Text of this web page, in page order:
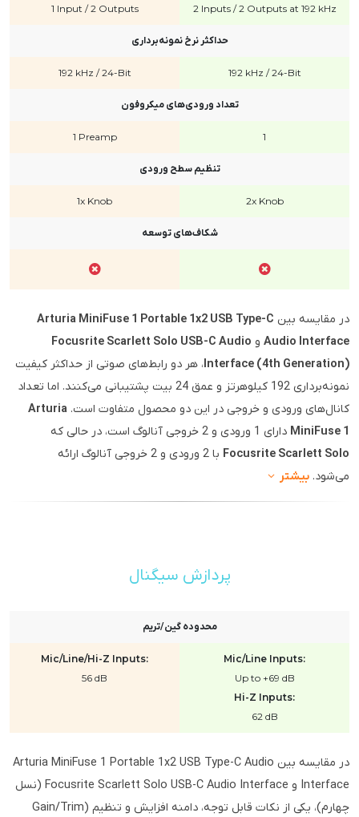
2 Inputs / 2 Outputs at 192 kHz
1 Input / 2 Outputs
حداکثر نرخ نمونه‌برداری
192 kHz / 24-Bit
192 kHz / 24-Bit
تعداد ورودی‌های میکروفون
1
1 Preamp
تنظیم سطح ورودی
2x Knob
1x Knob
شکاف‌های توسعه
در مقایسه بین Arturia MiniFuse 1 Portable 1x2 USB Type-C
Audio Interface و Focusrite Scarlett Solo USB-C Audio
Interface (4th Generation)، هر دو رابط‌های صوتی از حداکثر کیفیت
نمونه‌برداری 192 کیلوهرتز و عمق 24 بیت پشتیبانی می‌کنند. اما تعداد
کانال‌های ورودی و خروجی در این دو محصول متفاوت است. Arturia
MiniFuse 1 دارای 1 ورودی و 2 خروجی آنالوگ است، در حالی که
Focusrite Scarlett Solo
با 2 ورودی و 2 خروجی آنالوگ ارائه
می‌شود. بیشتر
پردازش سیگنال
محدوده گین/تریم
Mic/Line Inputs:
Up to +69 dB
Hi-Z Inputs:
62 dB
Mic/Line/Hi-Z Inputs:
56 dB
در مقایسه بین Arturia MiniFuse 1 Portable 1x2 USB Type-C Audio
Interface و Focusrite Scarlett Solo USB-C Audio Interface (نسل
چهارم)، یکی از نکات قابل توجه، دامنه افزایش و تنظیم (Gain/Trim